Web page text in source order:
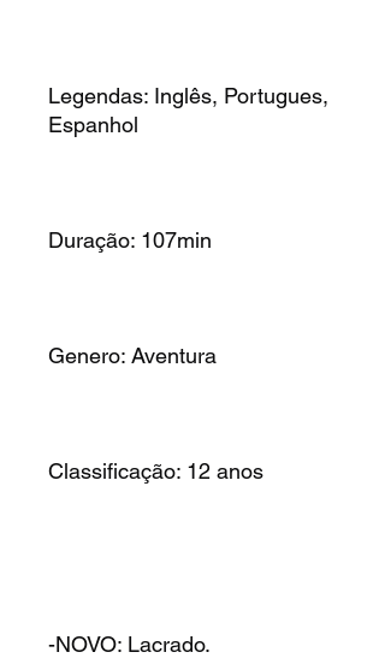
Legendas: Inglês, Portugues,
Espanhol
Duração: 107min
Genero: Aventura
Classificação: 12 anos
-NOVO: Lacrado.